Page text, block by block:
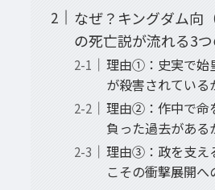
なぜ？キングダム向
の死亡説が流れる3
理由①：史実で始
が殺害されている
理由②：作中で命
負った過去がある
理由③：政を支え
こその衝撃展開へ